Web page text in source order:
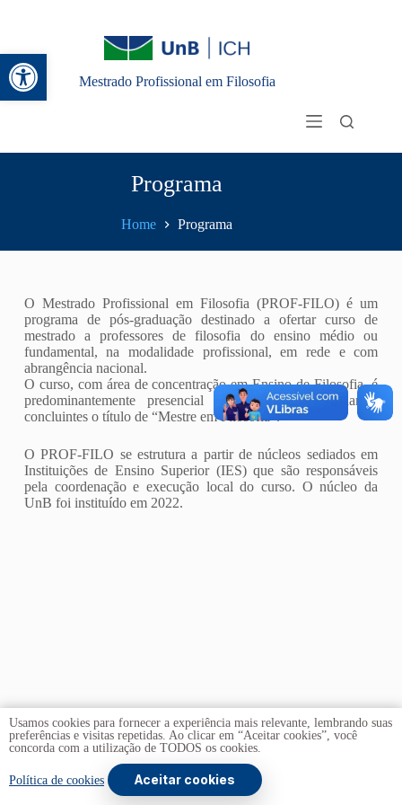
Abrir a barra de ferramentas
Mestrado Profissional em Filosofia
Programa
Home Programa
O Mestrado Profissional em Filosofia (PROF-FILO) é um
programa de pós-graduação destinado a ofertar curso de
mestrado a professores de filosofia do ensino médio ou
fundamental, na modalidade profissional, em rede e com
abrangência nacional.
O curso, com área de concentração em Ensino de Filosofia, é
predominantemente presencial e confere aos estudantes
concluintes o título de “Mestre em Filosofia”.
O PROF-FILO se estrutura a partir de núcleos sediados em
Instituições de Ensino Superior (IES) que são responsáveis
pela coordenação e execução local do curso. O núcleo da
UnB foi instituído em 2022.
Copyright © 2026 - Universidade de Brasília
. Todos os
Usamos cookies para fornecer a experiência mais relevante, lembrando suas
preferências e visitas repetidas. Ao clicar em “Aceitar cookies”, você
concorda com a utilização de TODOS os cookies.
Política de cookies Aceitar cookies